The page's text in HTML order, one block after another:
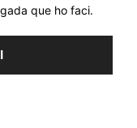
que ho faci.